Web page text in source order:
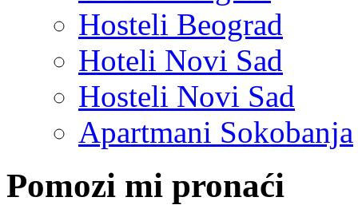
Hosteli Beograd
Hoteli Novi Sad
Hosteli Novi Sad
Apartmani Sokobanja
Pomozi mi pronaći